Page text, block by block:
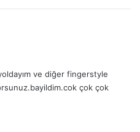
ve diğer fingerstyle
çok çok